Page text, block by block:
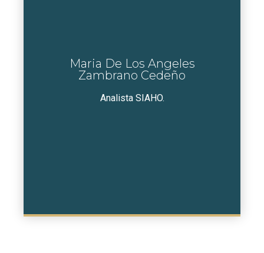
Maria De Los Angeles
Zambrano Cedeño
Analista SIAHO.